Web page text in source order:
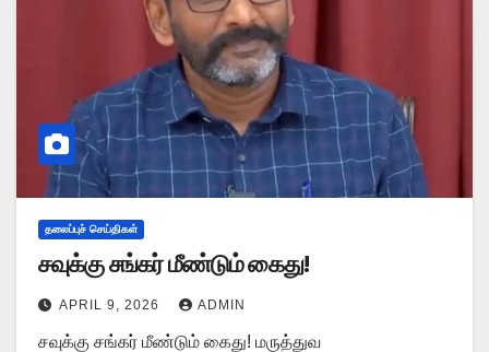
தலைப்புச் செய்திகள்
சவுக்கு சங்கர் மீண்டும் கைது!
APRIL 9, 2026 ADMIN
சவுக்கு சங்கர் மீண்டும் கைது! மருத்துவ